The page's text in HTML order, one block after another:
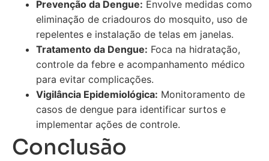
Prevenção da Dengue: Envolve medidas como
eliminação de criadouros do mosquito, uso de
repelentes e instalação de telas em janelas.
Tratamento da Dengue: Foca na hidratação,
controle da febre e acompanhamento médico
para evitar complicações.
Vigilância Epidemiológica: Monitoramento de
casos de dengue para identificar surtos e
implementar ações de controle.
Conclusão